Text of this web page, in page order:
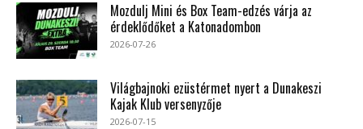
Mozdulj Mini és Box Team-edzés várja az
érdeklődőket a Katonadombon
2026-07-26
Világbajnoki ezüstérmet nyert a Dunakeszi
Kajak Klub versenyzője
2026-07-15